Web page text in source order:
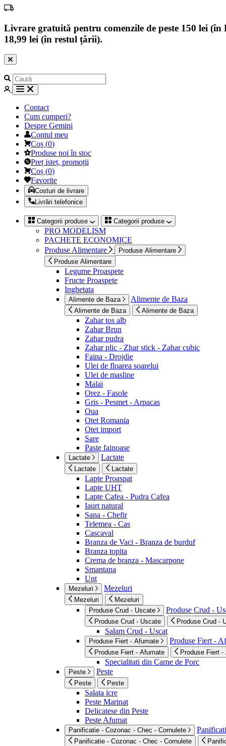
Livrare gratuită pentru comenzile de peste 150 lei
18,99 lei (în restul țării).
Contact
Cum cumperi?
Despre Gemini
Contul meu
Coș (0)
Produse noi în stoc
Preț isteț, promoții
Coș (0)
Favorite
Costuri de livrare
Livrări telefonice
Categorii produse Categorii produse
PRO MODELISM
PACHETE ECONOMICE
Produse Alimentare
Produse Alimentare
Produse Alimentare
Legume Proaspete
Fructe Proaspete
Inghetata
Alimente de Baza Alimente de Baza
Alimente de Baza Alimente de Baza
Zahar tos alb
Zahar Brun
Zahar pudra
Zahar plic - Zhar stick - Zahar cubic
Faina - Drojdie
Ulei de floarea soarelui
Ulei de masline
Malai
Orez - Fasole
Gris - Pesmet - Arpacas
Oua
Otet Romania
Otet import
Sare
Paste fainoase
Lactate Lactate
Lactate Lactate
Lapte Proaspat
Lapte UHT
Lapte Cafea - Pudra Cafea
Iaurt natural
Sana - Chefir
Telemea - Cas
Cascaval
Branza de Vaci - Branza de burduf
Branza topita
Crema de branza - Mascarpone
Smantana
Unt
Mezeluri Mezeluri
Mezeluri
Mezeluri
Produse Crud - Uscate
Produse Crud -
Produse Crud - Uscate Produse Crud -
Salam Crud - Uscat
Produse Fiert - Afumate Produse Fiert -
Produse Fiert - Afumate Produse Fiert -
Specialitati din Carne de Porc
Peste Peste
Peste Peste
Salata icre
Peste Marinat
Delicatese din Peste
Peste Afumat
Panificatie - Cozonac - Chec - Cornulete
Panificatie - Cozonac - Chec - Cornulete